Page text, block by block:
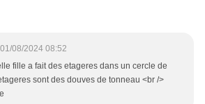
01/08/2024 08:52
fille a fait des etageres dans un cercle de
sont des douves de tonneau <br />